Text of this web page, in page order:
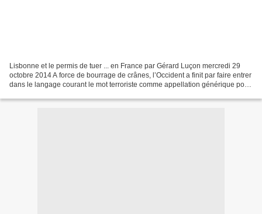
Lisbonne et le permis de tuer ... en France par Gérard Luçon mercredi 29
octobre 2014 A force de bourrage de crânes, l’Occident a finit par faire entrer
dans le langage courant le mot terroriste comme appellation générique pour